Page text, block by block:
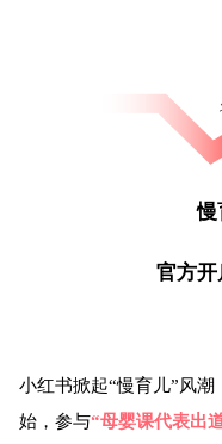
慢
官方开
小红书掀起“慢育儿”风
始，参与“母婴课代表出